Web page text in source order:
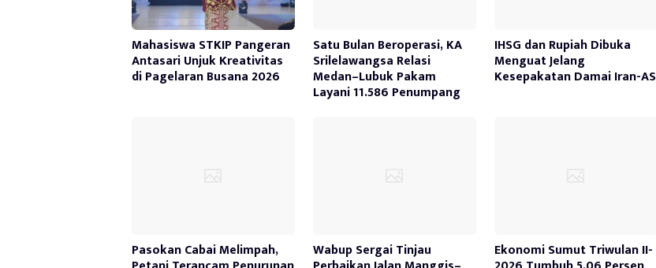
Mahasiswa STKIP Pangeran
Antasari Unjuk Kreativitas
di Pagelaran Busana 2026
Satu Bulan Beroperasi, KA
Srilelawangsa Relasi
Medan–Lubuk Pakam
Layani 11.586 Penumpang
IHSG dan Rupiah Dibuka
Menguat Jelang
Kesepakatan Damai Iran-AS
Pasokan Cabai Melimpah, Wabup Sergai Tinjau Ekonomi Sumut Triwulan II-